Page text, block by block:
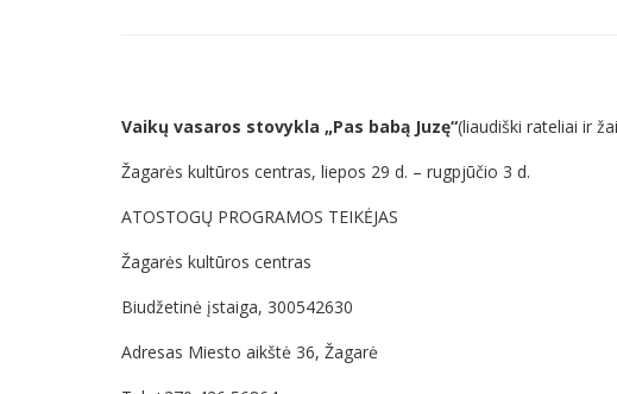
Vaikų vasaros stovykla „Pas babą Juzę“(liaudiški rateliai ir
Žagarės kultūros centras, liepos 29 d. – rugpjūčio 3 d.
ATOSTOGŲ PROGRAMOS TEIKĖJAS
Žagarės kultūros centras
Biudžetinė įstaiga, 300542630
Adresas Miesto aikštė 36, Žagarė